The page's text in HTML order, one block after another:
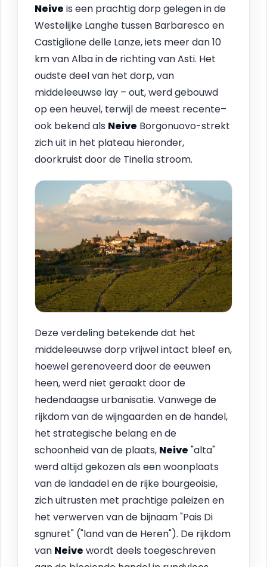
Neive is een prachtig dorp gelegen in de
Westelijke Langhe tussen Barbaresco en
Castiglione delle Lanze, iets meer dan 10
km van Alba in de richting van Asti. Het
oudste deel van het dorp, van
middeleeuwse lay – out, werd gebouwd
op een heuvel, terwijl de meest recente–
ook bekend als Neive Borgonuovo-strekt
zich uit in het plateau hieronder,
doorkruist door de Tinella stroom.
Deze verdeling betekende dat het
middeleeuwse dorp vrijwel intact bleef en,
hoewel gerenoveerd door de eeuwen
heen, werd niet geraakt door de
hedendaagse urbanisatie. Vanwege de
rijkdom van de wijngaarden en de handel,
het strategische belang en de
schoonheid van de plaats, Neive "alta"
werd altijd gekozen als een woonplaats
van de landadel en de rijke bourgeoisie,
zich uitrusten met prachtige paleizen en
het verwerven van de bijnaam "Pais Di
sgnuret" ("land van de Heren"). De rijkdom
van Neive wordt deels toegeschreven